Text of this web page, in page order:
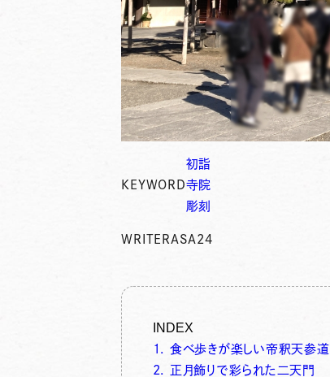
KEYWORD
初詣
寺院
彫刻
WRITER ASA24
INDEX
1. 食べ歩きが楽しい帝釈天参道
2. 正月飾りで彩られた二天門